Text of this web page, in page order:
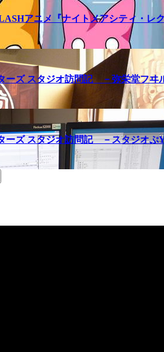
アニメ『ナイトメアシティ・レク
ーズ スタジオ訪問記 －弥栄堂フヰ
ターズ スタジオ訪問記 －スタジオぷ